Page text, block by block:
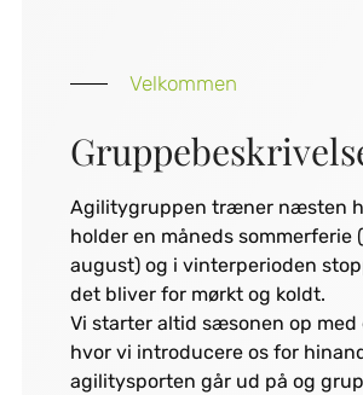
Velkommen
Agilitygruppen træner næsten
holder en måneds sommerferie
august) og i vinterperioden
det bliver for mørkt og koldt.
Vi starter altid sæsonen op med
hvor vi introducere os for
agilitysporten går ud på og